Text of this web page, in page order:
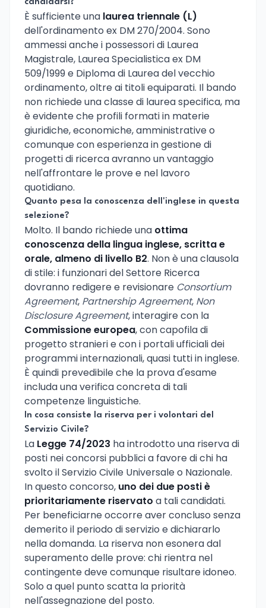
candidarsi?
È sufficiente una laurea triennale (L)
dell'ordinamento ex DM 270/2004. Sono
ammessi anche i possessori di Laurea
Magistrale, Laurea Specialistica ex DM
509/1999 e Diploma di Laurea del vecchio
ordinamento, oltre ai titoli equiparati. Il bando
non richiede una classe di laurea specifica, ma
è evidente che profili formati in materie
giuridiche, economiche, amministrative o
comunque con esperienza in gestione di
progetti di ricerca avranno un vantaggio
nell'affrontare le prove e nel lavoro
quotidiano.
Quanto pesa la conoscenza dell'inglese in questa
selezione?
Molto. Il bando richiede una ottima
conoscenza della lingua inglese, scritta e
orale, almeno di livello B2. Non è una clausola
di stile: i funzionari del Settore Ricerca
dovranno redigere e revisionare Consortium
Agreement, Partnership Agreement, Non
Disclosure Agreement, interagire con la
Commissione europea, con capofila di
progetto stranieri e con i portali ufficiali dei
programmi internazionali, quasi tutti in inglese.
È quindi prevedibile che la prova d'esame
includa una verifica concreta di tali
competenze linguistiche.
In cosa consiste la riserva per i volontari del
Servizio Civile?
La Legge 74/2023 ha introdotto una riserva di
posti nei concorsi pubblici a favore di chi ha
svolto il Servizio Civile Universale o Nazionale.
In questo concorso, uno dei due posti è
prioritariamente riservato a tali candidati.
Per beneficiarne occorre aver concluso senza
demerito il periodo di servizio e dichiararlo
nella domanda. La riserva non esonera dal
superamento delle prove: chi rientra nel
contingente deve comunque risultare idoneo.
Solo a quel punto scatta la priorità
nell'assegnazione del posto.